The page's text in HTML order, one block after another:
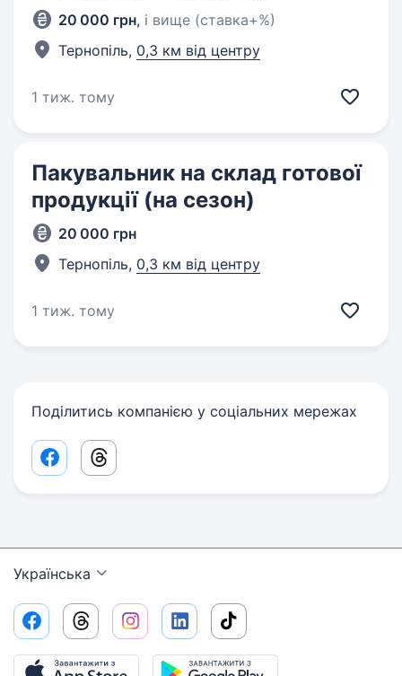
20 000 грн, і вище (ставка+%)
Тернопіль, 0,3 км від центру
1 тиж. тому
Пакувальник на склад готової
продукції (на сезон)
20 000 грн
Тернопіль, 0,3 км від центру
1 тиж. тому
Поділитись компанією у соціальних мережах
Facebook share link
Threads share link
Українська